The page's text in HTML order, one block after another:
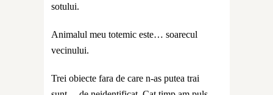
sotului.
Animalul meu totemic este… soarecul
vecinului.
Trei obiecte fara de care n-as putea trai